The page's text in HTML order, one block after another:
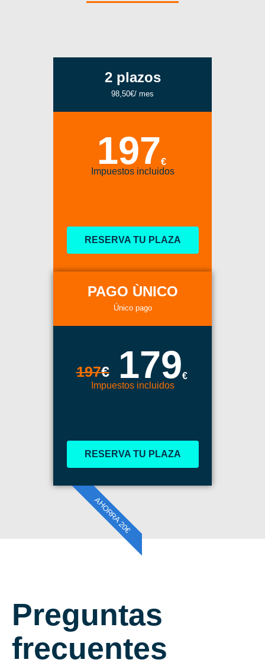
2 plazos
98,50€/ mes
197€
Impuestos incluidos
RESERVA TU PLAZA
PAGO ÙNICO
Único pago
197€ 179€
Impuestos incluidos
RESERVA TU PLAZA
AHORRA 20€
Preguntas
frecuentes